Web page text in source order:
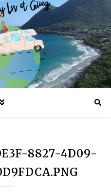
et expatriation
8827-4D09-